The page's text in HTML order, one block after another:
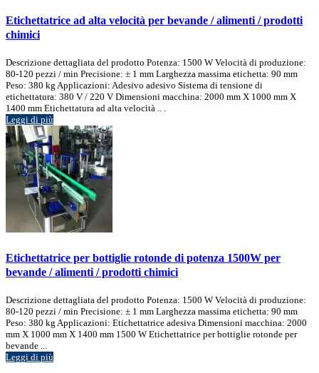
Etichettatrice ad alta velocità per bevande / alimenti / prodotti
chimici
Descrizione dettagliata del prodotto Potenza: 1500 W Velocità di produzione:
80-120 pezzi / min Precisione: ± 1 mm Larghezza massima etichetta: 90 mm
Peso: 380 kg Applicazioni: Adesivo adesivo Sistema di tensione di
etichettatura: 380 V / 220 V Dimensioni macchina: 2000 mm X 1000 mm X
1400 mm Etichettatura ad alta velocità .. .
Leggi di più
Etichettatrice per bottiglie rotonde di potenza 1500W per
bevande / alimenti / prodotti chimici
Descrizione dettagliata del prodotto Potenza: 1500 W Velocità di produzione:
80-120 pezzi / min Precisione: ± 1 mm Larghezza massima etichetta: 90 mm
Peso: 380 kg Applicazioni: Etichettatrice adesiva Dimensioni macchina: 2000
mm X 1000 mm X 1400 mm 1500 W Etichettatrice per bottiglie rotonde per
bevande ...
Leggi di più